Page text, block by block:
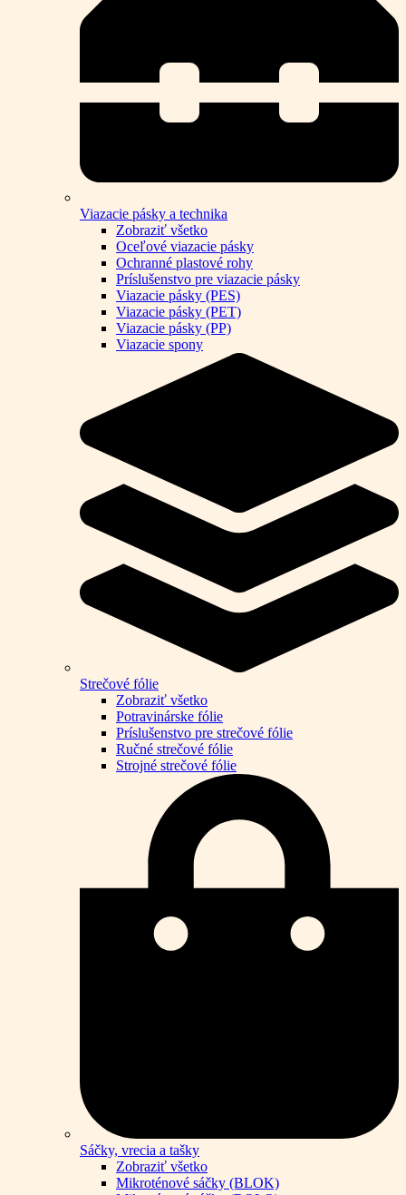
Viazacie pásky a technika
Zobraziť všetko
Oceľové viazacie pásky
Ochranné plastové rohy
Príslušenstvo pre viazacie pásky
Viazacie pásky (PES)
Viazacie pásky (PET)
Viazacie pásky (PP)
Viazacie spony
Strečové fólie
Zobraziť všetko
Potravinárske fólie
Príslušenstvo pre strečové fólie
Ručné strečové fólie
Strojné strečové fólie
Sáčky, vrecia a tašky
Zobraziť všetko
Mikroténové sáčky (BLOK)